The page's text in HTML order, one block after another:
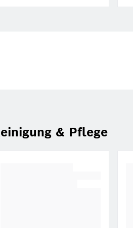
& Pflege